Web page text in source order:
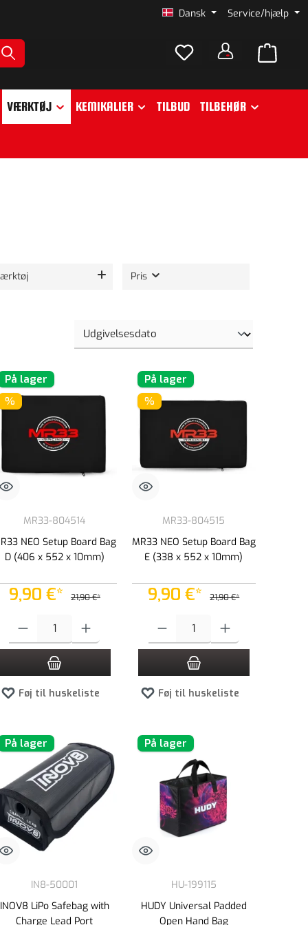
Dansk Service/hjælp
VÆRKTØJ KEMIKALIER TILBUD TILBEHØR
Pris
På lager
%
MR33-804514
NEO Setup Board Bag
D (406 x 552 x 10mm)
9,90 €* 21,90 €*
Føj til huskeliste
På lager
%
MR33-804515
MR33 NEO Setup Board Bag
E (338 x 552 x 10mm)
9,90 €* 21,90 €*
Føj til huskeliste
På lager
IN8-50001
INOV8 LiPo Safebag with
Charge Lead Port
På lager
HU-199115
HUDY Universal Padded
Open Hand Bag